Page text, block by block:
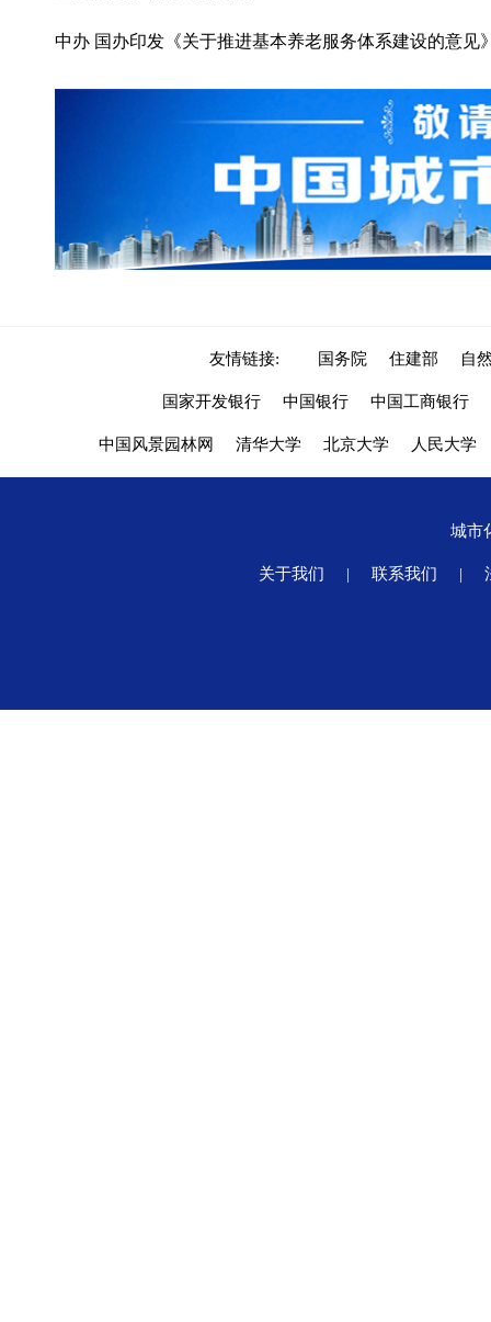
中办 国办印发《关于推进基本养老服务体系建设的意见
友情链接: 国务院 住建部 自
国家开发银行 中国银行 中国工商银行
中国风景园林网 清华大学 北京大学 人民大学
城市
关于我们 | 联系我们 |